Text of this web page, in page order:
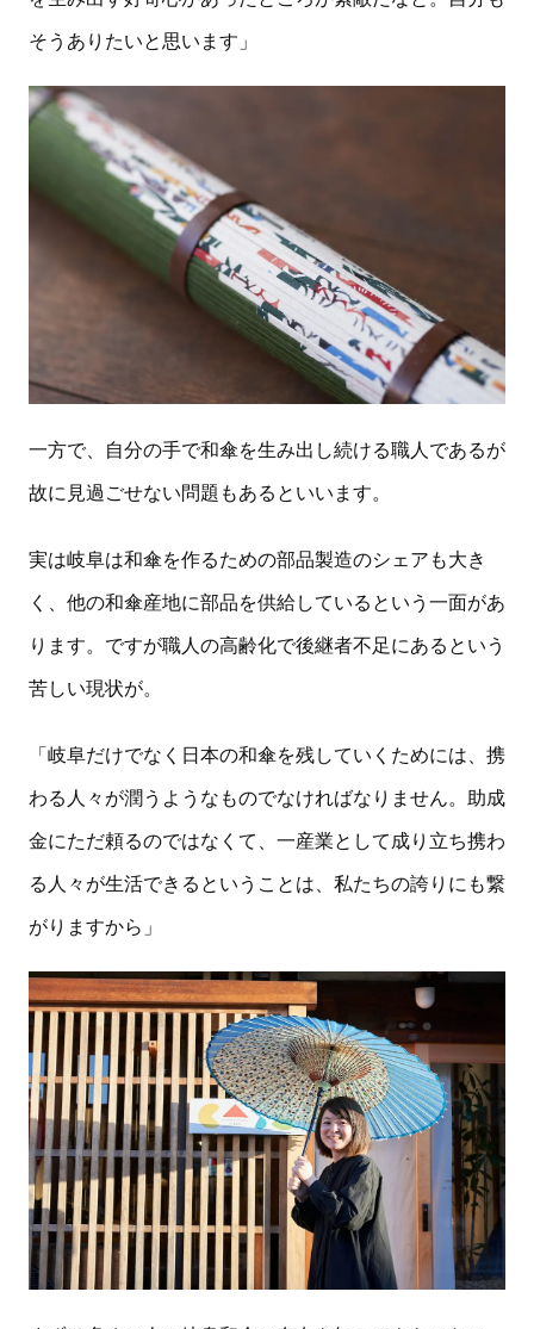
そうありたいと思います」
一方で、自分の手で和傘を生み出し続ける職人であるが
故に見過ごせない問題もあるといいます。
実は岐阜は和傘を作るための部品製造のシェアも大き
く、他の和傘産地に部品を供給しているという一面があ
ります。ですが職人の高齢化で後継者不足にあるという
苦しい現状が。
「岐阜だけでなく日本の和傘を残していくためには、携
わる人々が潤うようなものでなければなりません。助成
金にただ頼るのではなくて、一産業として成り立ち携わ
る人々が生活できるということは、私たちの誇りにも繋
がりますから」